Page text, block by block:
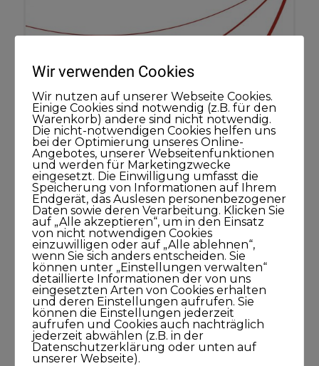
Mit welchem Bild beschreiben Sie
Ihr Unternehmen
1. FEBRUAR 2016 MARCPERLMICHEL BLOG,
KUNDISCHPOSITIONIERT
KOMMENTARE DEAKTIVIERT
Entdecken Sie eine kleine Übung, um Ihr
Unternehmen mit wenig Worten auf den
Punkt fokussiert zu präsentieren. Erleben
Sie, dass manchmal weniger mehr ist, und
das richtige Bild tatsächlich sehr viel mehr
aussagt, als 1.000 Worte.
Wir verwenden Cookies
Wir nutzen auf unserer Webseite Cookies.
Einige Cookies sind notwendig (z.B. für den
Warenkorb) andere sind nicht notwendig.
Die nicht-notwendigen Cookies helfen uns
bei der Optimierung unseres Online-
Angebotes, unserer Webseitenfunktionen
und werden für Marketingzwecke
eingesetzt. Die Einwilligung umfasst die
Speicherung von Informationen auf Ihrem
Endgerät, das Auslesen personenbezogener
Daten sowie deren Verarbeitung. Klicken Sie
auf „Alle akzeptieren“, um in den Einsatz
von nicht notwendigen Cookies
einzuwilligen oder auf „Alle ablehnen“,
wenn Sie sich anders entscheiden. Sie
können unter „Einstellungen verwalten“
detaillierte Informationen der von uns
eingesetzten Arten von Cookies erhalten
und deren Einstellungen aufrufen. Sie
können die Einstellungen jederzeit
aufrufen und Cookies auch nachträglich
jederzeit abwählen (z.B. in der
Datenschutzerklärung oder unten auf
unserer Webseite).